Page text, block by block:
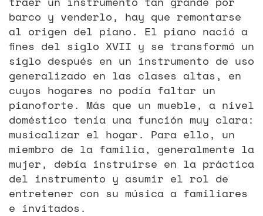
barco y venderlo, hay que remontarse
al origen del piano. El piano nació a
fines del siglo XVII y se transformó un
siglo después en un instrumento de uso
generalizado en las clases altas, en
cuyos hogares no podía faltar un
pianoforte. Más que un mueble, a nivel
doméstico tenía una función muy clara:
musicalizar el hogar. Para ello, un
miembro de la familia, generalmente la
mujer, debía instruirse en la práctica
del instrumento y asumir el rol de
entretener con su música a familiares
e invitados.